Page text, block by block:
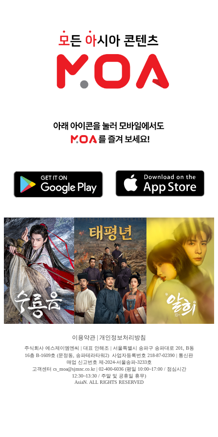
이용약관 개인정보처리방침
주식회사 에스제이엠엔씨 | 대표 안해조 | 서울특별시 송파구 송파대로 201, B동
16층 B-1609호 (문정동, 송파테라타워2) 사업자등록번호 218-87-02390 | 통신판
매업 신고번호 제-2024-서울송파-3233호
고객센터 cs_moa@sjmnc.co.kr | 02-400-6036 (평일 10:00~17:00 / 점심시간
12:30~13:30 / 주말 및 공휴일 휴무)
AsiaN. ALL RIGHTS RESERVED